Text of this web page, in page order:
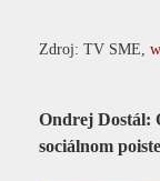
Zdroj: TV SME,
Ondrej Dostál:
sociálnom